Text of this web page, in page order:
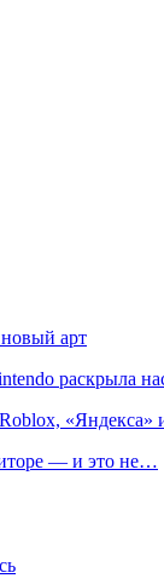
новый арт
раскрыла
«Яндекса»
— и это не…